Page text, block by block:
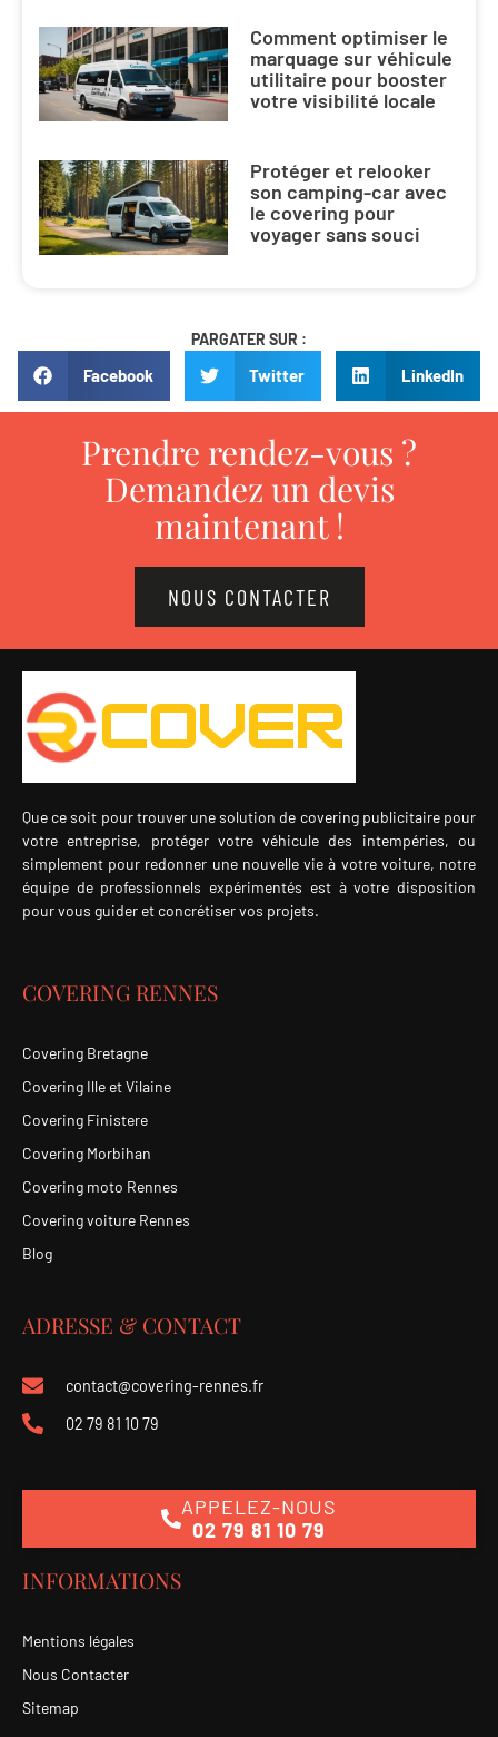
Comment optimiser le
marquage sur véhicule
utilitaire pour booster
votre visibilité locale
Protéger et relooker
son camping-car avec
le covering pour
voyager sans souci
PARGATER SUR :
Facebook Twitter LinkedIn
Prendre rendez-vous ?
Demandez un devis
maintenant !
NOUS CONTACTER
Que ce soit pour trouver une solution de covering publicitaire pour
votre entreprise, protéger votre véhicule des intempéries, ou
simplement pour redonner une nouvelle vie à votre voiture, notre
équipe de professionnels expérimentés est à votre disposition
pour vous guider et concrétiser vos projets.
COVERING RENNES
Covering Bretagne
Covering Ille et Vilaine
Covering Finistere
Covering Morbihan
Covering moto Rennes
Covering voiture Rennes
Blog
ADRESSE & CONTACT
contact@covering-rennes.fr
02 79 81 10 79
APPELEZ-NOUS
02 79 81 10 79
INFORMATIONS
Mentions légales
Nous Contacter
Sitemap